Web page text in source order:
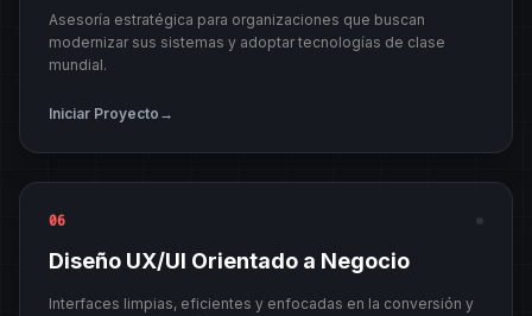
Asesoría estratégica para organizaciones que buscan
modernizar sus sistemas y adoptar tecnologías de clase
mundial.
Iniciar Proyecto →
06
Diseño UX/UI Orientado a Negocio
Interfaces limpias, eficientes y enfocadas en la conversión y